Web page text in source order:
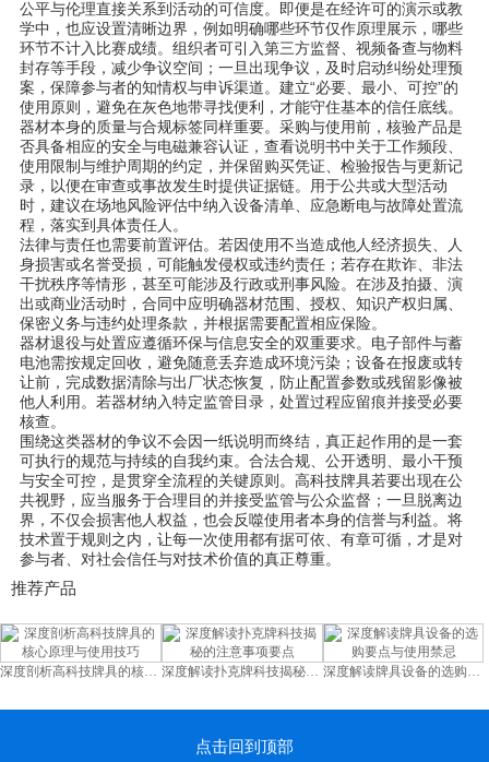
公平与伦理直接关系到活动的可信度。即便是在经许可的演示或教
学中，也应设置清晰边界，例如明确哪些环节仅作原理展示，哪些
环节不计入比赛成绩。组织者可引入第三方监督、视频备查与物料
封存等手段，减少争议空间；一旦出现争议，及时启动纠纷处理预
案，保障参与者的知情权与申诉渠道。建立“必要、最小、可控”的
使用原则，避免在灰色地带寻找便利，才能守住基本的信任底线。
器材本身的质量与合规标签同样重要。采购与使用前，核验产品是
否具备相应的安全与电磁兼容认证，查看说明书中关于工作频段、
使用限制与维护周期的约定，并保留购买凭证、检验报告与更新记
录，以便在审查或事故发生时提供证据链。用于公共或大型活动
时，建议在场地风险评估中纳入设备清单、应急断电与故障处置流
程，落实到具体责任人。
法律与责任也需要前置评估。若因使用不当造成他人经济损失、人
身损害或名誉受损，可能触发侵权或违约责任；若存在欺诈、非法
干扰秩序等情形，甚至可能涉及行政或刑事风险。在涉及拍摄、演
出或商业活动时，合同中应明确器材范围、授权、知识产权归属、
保密义务与违约处理条款，并根据需要配置相应保险。
器材退役与处置应遵循环保与信息安全的双重要求。电子部件与蓄
电池需按规定回收，避免随意丢弃造成环境污染；设备在报废或转
让前，完成数据清除与出厂状态恢复，防止配置参数或残留影像被
他人利用。若器材纳入特定监管目录，处置过程应留痕并接受必要
核查。
围绕这类器材的争议不会因一纸说明而终结，真正起作用的是一套
可执行的规范与持续的自我约束。合法合规、公开透明、最小干预
与安全可控，是贯穿全流程的关键原则。高科技牌具若要出现在公
共视野，应当服务于合理目的并接受监管与公众监督；一旦脱离边
界，不仅会损害他人权益，也会反噬使用者本身的信誉与利益。将
技术置于规则之内，让每一次使用都有据可依、有章可循，才是对
参与者、对社会信任与对技术价值的真正尊重。
推荐产品
深度剖析高科技牌具的核心原理与使用技巧 深度解读扑克牌科技揭秘的注意事项要点 深度解读牌具设备的选购要点与使用禁忌
点击回到顶部